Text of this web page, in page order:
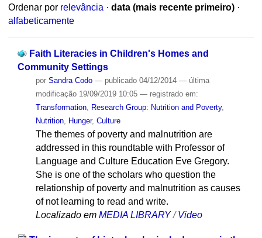
Ordenar por relevância · data (mais recente primeiro) ·
alfabeticamente
Faith Literacies in Children's Homes and
Community Settings
por Sandra Codo — publicado04/12/2014 — última
modificação19/09/2019 10:05 — registrado em:
Transformation, Research Group: Nutrition and Poverty,
Nutrition, Hunger, Culture
The themes of poverty and malnutrition are
addressed in this roundtable with Professor of
Language and Culture Education Eve Gregory.
She is one of the scholars who question the
relationship of poverty and malnutrition as causes
of not learning to read and write.
Localizado em MEDIA LIBRARY /Video